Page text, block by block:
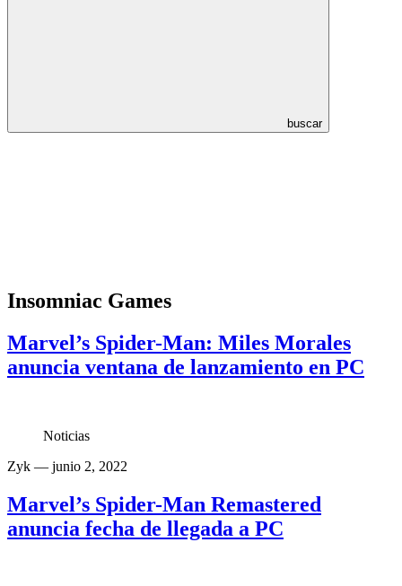
buscar
Insomniac Games
Marvel’s Spider-Man: Miles Morales
anuncia ventana de lanzamiento en PC
Noticias
Zyk — junio 2, 2022
Marvel’s Spider-Man Remastered
anuncia fecha de llegada a PC